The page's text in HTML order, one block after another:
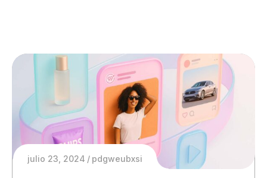
julio 23, 2024 pdgweubxsi